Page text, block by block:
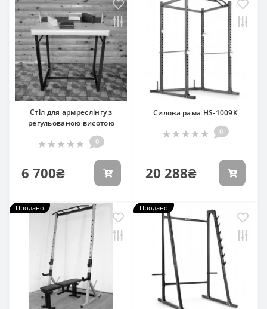
Стіл для армреслінгу з
регульованою висотою
0
6 700₴
Силова рама HS-1009K
0
20 288₴
Продано Продано